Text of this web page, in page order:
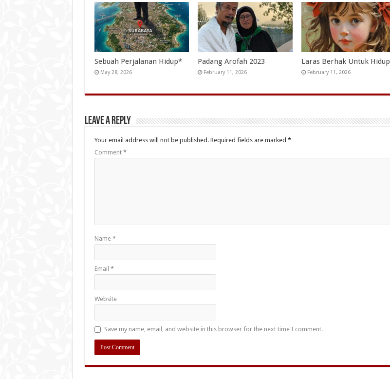
Sebuah Perjalanan Hidup*
May 28, 2026
Padang Arofah 2023
February 11, 2026
Laras Berhak Untuk Hidup
February 11, 2026
Leave a Reply
Your email address will not be published. Required fields are marked *
Comment *
Name *
Email *
Website
Save my name, email, and website in this browser for the next time I comment.